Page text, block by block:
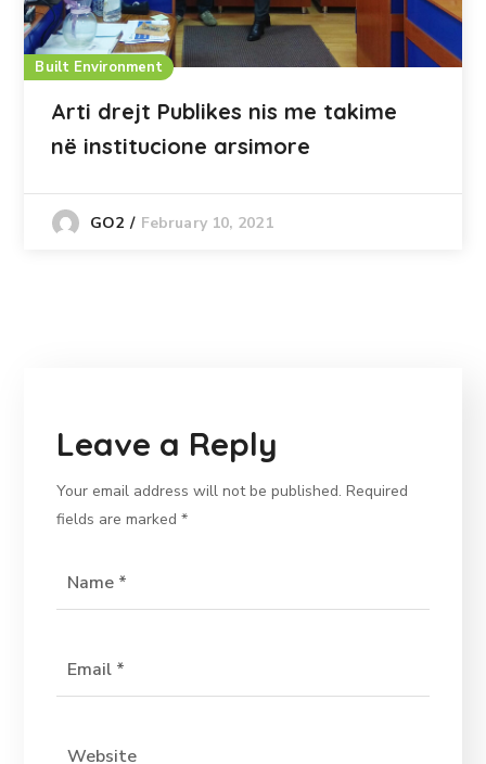
Built Environment
Arti drejt Publikes nis me takime
në institucione arsimore
GO2 February 10, 2021
Leave a Reply
Your email address will not be published. Required
fields are marked*